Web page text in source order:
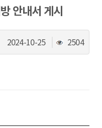
안내서 게시
2024-10-25
조
회
2504